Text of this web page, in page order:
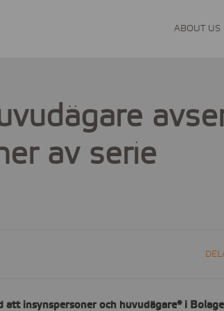
ABOUT US
av serie
att insynspersoner och huvudägare* i